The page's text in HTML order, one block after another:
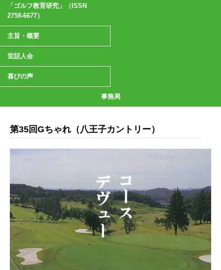
「ゴルフ教育研究」（ISSN
2758-6677）
主旨・概要
世話人会
喜びの声
事務局
第35回Gちゃれ（八王子カントリー）